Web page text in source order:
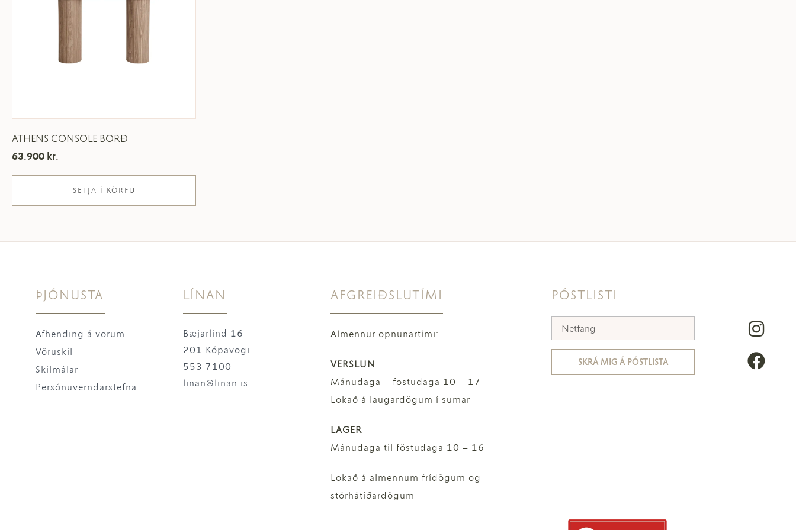
ATHENS CONSOLE BORÐ
63.900 kr.
SETJA Í KÖRFU
ÞJÓNUSTA
Afhending á vörum
Vöruskil
Skilmálar
Persónuverndarstefna
LÍNAN
Bæjarlind 16
201 Kópavogi
553 7100
linan@linan.is
AFGREIÐSLUTÍMI
Almennur opnunartími:
VERSLUN
Mánudaga – föstudaga 10 – 17
Lokað á laugardögum í sumar
LAGER
Mánudaga til föstudaga 10 – 16
Lokað á almennum frídögum og
stórhátíðardögum
PÓSTLISTI
SKRÁ MIG Á PÓSTLISTA